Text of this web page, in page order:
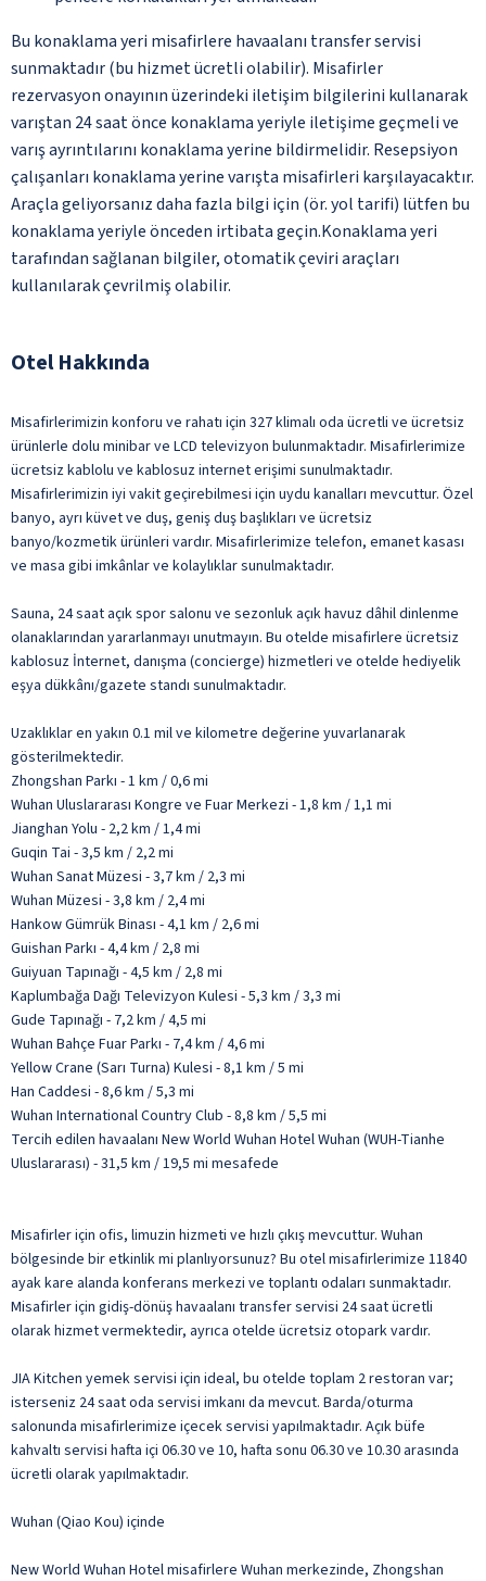
Bu konaklama yeri misafirlere havaalanı transfer servisi
sunmaktadır (bu hizmet ücretli olabilir). Misafirler
rezervasyon onayının üzerindeki iletişim bilgilerini kullanarak
varıştan 24 saat önce konaklama yeriyle iletişime geçmeli ve
varış ayrıntılarını konaklama yerine bildirmelidir. Resepsiyon
çalışanları konaklama yerine varışta misafirleri karşılayacaktır.
Araçla geliyorsanız daha fazla bilgi için (ör. yol tarifi) lütfen bu
konaklama yeriyle önceden irtibata geçin.Konaklama yeri
tarafından sağlanan bilgiler, otomatik çeviri araçları
kullanılarak çevrilmiş olabilir.
Otel Hakkında
Misafirlerimizin konforu ve rahatı için 327 klimalı oda ücretli ve ücretsiz
ürünlerle dolu minibar ve LCD televizyon bulunmaktadır. Misafirlerimize
ücretsiz kablolu ve kablosuz internet erişimi sunulmaktadır.
Misafirlerimizin iyi vakit geçirebilmesi için uydu kanalları mevcuttur. Özel
banyo, ayrı küvet ve duş, geniş duş başlıkları ve ücretsiz
banyo/kozmetik ürünleri vardır. Misafirlerimize telefon, emanet kasası
ve masa gibi imkânlar ve kolaylıklar sunulmaktadır.
Sauna, 24 saat açık spor salonu ve sezonluk açık havuz dâhil dinlenme
olanaklarından yararlanmayı unutmayın. Bu otelde misafirlere ücretsiz
kablosuz İnternet, danışma (concierge) hizmetleri ve otelde hediyelik
eşya dükkânı/gazete standı sunulmaktadır.
Uzaklıklar en yakın 0.1 mil ve kilometre değerine yuvarlanarak
gösterilmektedir.
Zhongshan Parkı - 1 km / 0,6 mi
Wuhan Uluslararası Kongre ve Fuar Merkezi - 1,8 km / 1,1 mi
Jianghan Yolu - 2,2 km / 1,4 mi
Guqin Tai - 3,5 km / 2,2 mi
Wuhan Sanat Müzesi - 3,7 km / 2,3 mi
Wuhan Müzesi - 3,8 km / 2,4 mi
Hankow Gümrük Binası - 4,1 km / 2,6 mi
Guishan Parkı - 4,4 km / 2,8 mi
Guiyuan Tapınağı - 4,5 km / 2,8 mi
Kaplumbağa Dağı Televizyon Kulesi - 5,3 km / 3,3 mi
Gude Tapınağı - 7,2 km / 4,5 mi
Wuhan Bahçe Fuar Parkı - 7,4 km / 4,6 mi
Yellow Crane (Sarı Turna) Kulesi - 8,1 km / 5 mi
Han Caddesi - 8,6 km / 5,3 mi
Wuhan International Country Club - 8,8 km / 5,5 mi
Tercih edilen havaalanı New World Wuhan Hotel Wuhan (WUH-Tianhe
Uluslararası) - 31,5 km / 19,5 mi mesafede
Misafirler için ofis, limuzin hizmeti ve hızlı çıkış mevcuttur. Wuhan
bölgesinde bir etkinlik mi planlıyorsunuz? Bu otel misafirlerimize 11840
ayak kare alanda konferans merkezi ve toplantı odaları sunmaktadır.
Misafirler için gidiş-dönüş havaalanı transfer servisi 24 saat ücretli
olarak hizmet vermektedir, ayrıca otelde ücretsiz otopark vardır.
JIA Kitchen yemek servisi için ideal, bu otelde toplam 2 restoran var;
isterseniz 24 saat oda servisi imkanı da mevcut. Barda/oturma
salonunda misafirlerimize içecek servisi yapılmaktadır. Açık büfe
kahvaltı servisi hafta içi 06.30 ve 10, hafta sonu 06.30 ve 10.30 arasında
ücretli olarak yapılmaktadır.
Wuhan (Qiao Kou) içinde
New World Wuhan Hotel misafirlere Wuhan merkezinde, Zhongshan